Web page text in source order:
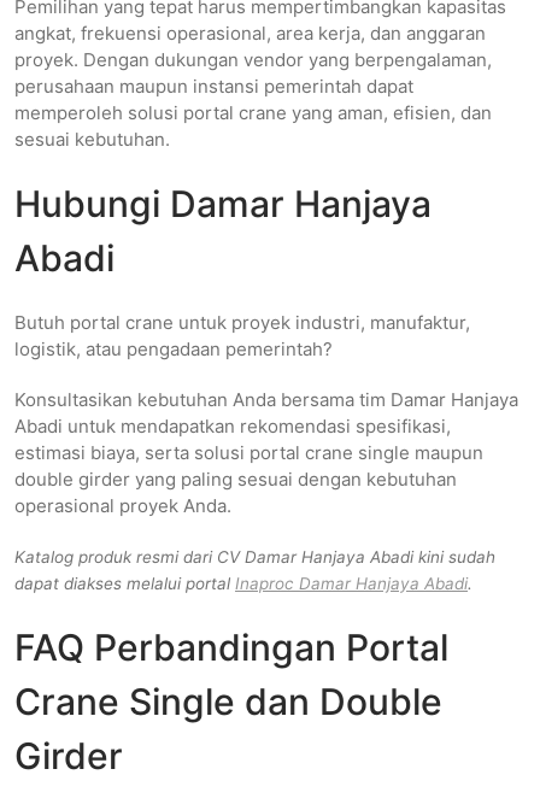
Pemilihan yang tepat harus mempertimbangkan kapasitas
angkat, frekuensi operasional, area kerja, dan anggaran
proyek. Dengan dukungan vendor yang berpengalaman,
perusahaan maupun instansi pemerintah dapat
memperoleh solusi portal crane yang aman, efisien, dan
sesuai kebutuhan.
Hubungi Damar Hanjaya
Abadi
Butuh portal crane untuk proyek industri, manufaktur,
logistik, atau pengadaan pemerintah?
Konsultasikan kebutuhan Anda bersama tim Damar Hanjaya
Abadi untuk mendapatkan rekomendasi spesifikasi,
estimasi biaya, serta solusi portal crane single maupun
double girder yang paling sesuai dengan kebutuhan
operasional proyek Anda.
Katalog produk resmi dari CV Damar Hanjaya Abadi kini sudah
dapat diakses melalui portal Inaproc Damar Hanjaya Abadi.
FAQ Perbandingan Portal
Crane Single dan Double
Girder